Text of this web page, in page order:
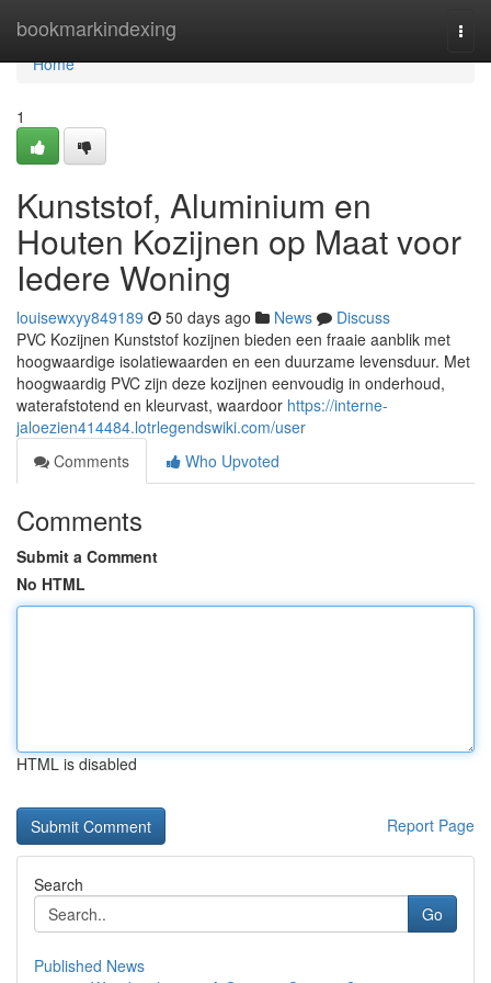
bookmarkindexing
Home
Home
1
Kunststof, Aluminium en
Houten Kozijnen op Maat voor
Iedere Woning
louisewxyy849189 50 days ago News
Discuss
PVC Kozijnen Kunststof kozijnen bieden een fraaie aanblik met
hoogwaardige isolatiewaarden en een duurzame levensduur. Met
hoogwaardig PVC zijn deze kozijnen eenvoudig in onderhoud,
waterafstotend en kleurvast, waardoor https://interne-
jaloezien414484.lotrlegendswiki.com/user
Comments
Who Upvoted
Comments
Submit a Comment
No HTML
HTML is disabled
Report Page
Search
Go
Published News